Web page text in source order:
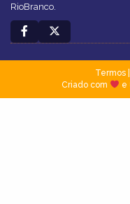
RioBranco.
Termos|
Criado com
e